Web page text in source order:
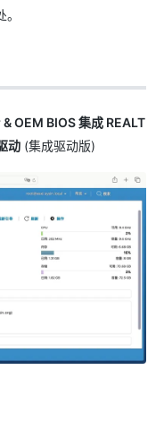
OEM BIOS 集成 REALT
动 (集成驱动版)